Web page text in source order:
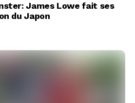
James Lowe fait ses
du Japon